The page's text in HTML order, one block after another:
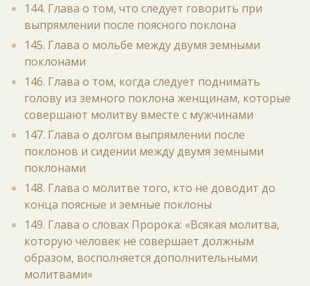
144. Глава о том, что следует говорить при
выпрямлении после поясного поклона
145. Глава о мольбе между двумя земными
поклонами
146. Глава о том, когда следует поднимать
голову из земного поклона женщинам, которые
совершают молитву вместе с мужчинами
147. Глава о долгом выпрямлении после
поклонов и сидении между двумя земными
поклонами
148. Глава о молитве того, кто не доводит до
конца поясные и земные поклоны
149. Глава о словах Пророка: «Всякая молитва,
которую человек не совершает должным
образом, восполняется дополнительными
молитвами»